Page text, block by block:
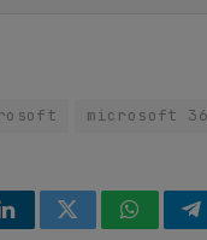
microsoft
LinkedInTwitter